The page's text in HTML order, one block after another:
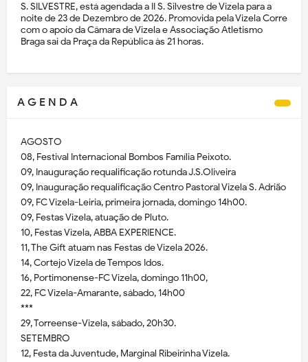
S. SILVESTRE, está agendada a II S. Silvestre de Vizela para a
noite de 23 de Dezembro de 2026. Promovida pela Vizela Corre
com o apoio da Câmara de Vizela e Associação Atletismo
Braga sai da Praça da República às 21 horas.
A G E N D A
AGOSTO
08, Festival Internacional Bombos Família Peixoto.
09, Inauguração requalificação rotunda J.S.Oliveira
09, Inauguração requalificação Centro Pastoral Vizela S. Adrião
09, FC Vizela-Leiria, primeira jornada, domingo 14h00.
09, Festas Vizela, atuação de Pluto.
10, Festas Vizela, ABBA EXPERIENCE.
11, The Gift atuam nas Festas de Vizela 2026.
14, Cortejo Vizela de Tempos Idos.
16, Portimonense-FC Vizela, domingo 11h00,
22, FC Vizela-Amarante, sábado, 14h00
***
29, Torreense-Vizela, sábado, 20h30.
SETEMBRO
12, Festa da Juventude, Marginal Ribeirinha Vizela.